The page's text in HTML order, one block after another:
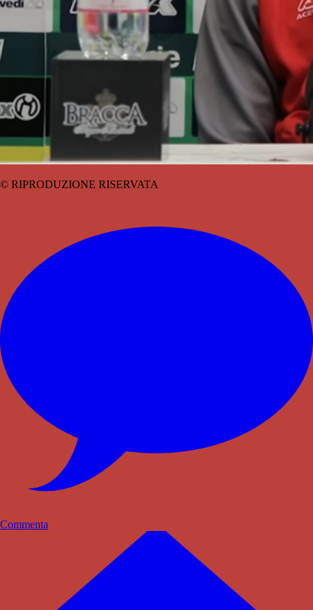
© RIPRODUZIONE RISERVATA
Commenta